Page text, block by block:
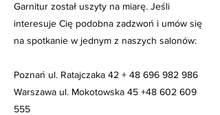
Garnitur został uszyty na miarę. Jeśli
interesuje Cię podobna zadzwoń i umów się
na spotkanie w jednym z naszych salonów:
Poznań ul. Ratajczaka 42 + 48 696 982 986
Warszawa ul. Mokotowska 45 +48 602 609
555